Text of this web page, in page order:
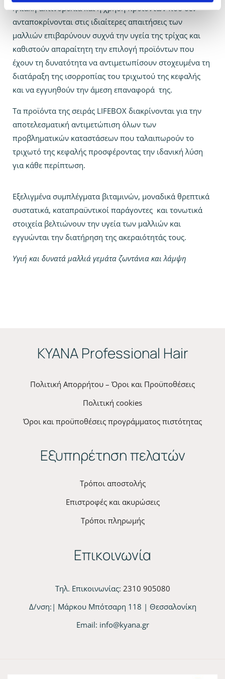
ηλιακή ακτινοβολία και η χρήση προϊόντων που δεν
ανταποκρίνονται στις ιδιαίτερες απαιτήσεις των
μαλλιών επιβαρύνουν συχνά την υγεία της τρίχας και
καθιστούν απαραίτητη την επιλογή προϊόντων που
έχουν τη δυνατότητα να αντιμετωπίσουν στοχευμένα τη
διατάραξη της ισορροπίας του τριχωτού της κεφαλής
και να εγγυηθούν την άμεση επαναφορά της.
Τα προϊόντα της σειράς LIFEBOX διακρίνονται για την
αποτελεσματική αντιμετώπιση όλων των
προβληματικών καταστάσεων που ταλαιπωρούν το
τριχωτό της κεφαλής προσφέροντας την ιδανική λύση
για κάθε περίπτωση.
Εξελιγμένα συμπλέγματα βιταμινών, μοναδικά θρεπτικά
συστατικά, καταπραϋντικοί παράγοντες και τονωτικά
στοιχεία βελτιώνουν την υγεία των μαλλιών και
εγγυώνται την διατήρηση της ακεραιότητάς τους.
Υγιή και δυνατά μαλλιά γεμάτα ζωντάνια και λάμψη
ΚYANA Professional Hair
Πολιτική Απορρήτου – Όροι και Προϋποθέσεις
Πολιτική cookies
Όροι και προϋποθέσεις προγράμματος πιστότητας
Εξυπηρέτηση πελατών
Τρόποι αποστολής
Επιστροφές και ακυρώσεις
Τρόποι πληρωμής
Επικοινωνία
Τηλ. Επικοινωνίας: 2310 905080
Δ/νση:| Μάρκου Μπότσαρη 118 | Θεσσαλονίκη
Email: info@kyana.gr